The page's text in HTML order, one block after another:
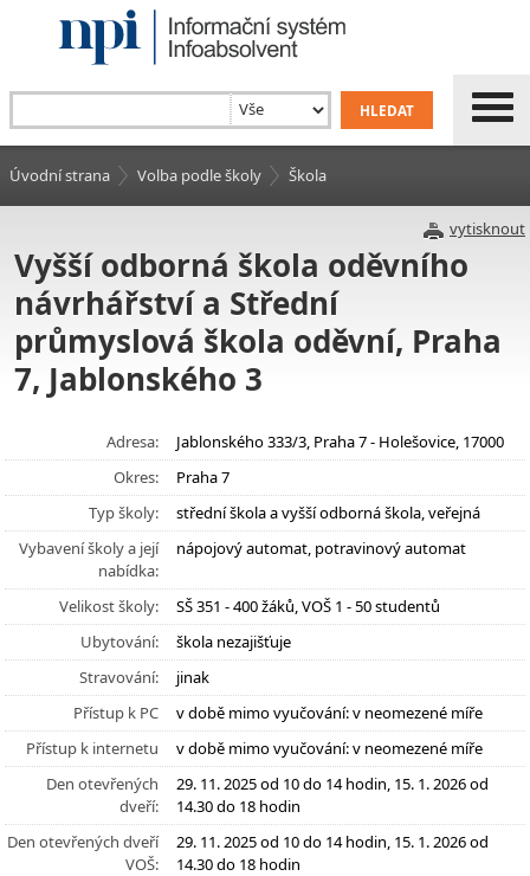
Úvodní strana Volba podle školy Škola
vytisknout
Vyšší odborná škola oděvního
návrhářství a Střední
průmyslová škola oděvní, Praha
7, Jablonského 3
Adresa:
Jablonského 333/3, Praha 7 - Holešovice, 17000
Okres:
Praha 7
Typ školy:
střední škola a vyšší odborná škola, veřejná
Vybavení školy a její
nabídka:
nápojový automat, potravinový automat
Velikost školy:
SŠ 351 - 400 žáků, VOŠ 1 - 50 studentů
Ubytování:
škola nezajišťuje
Stravování:
jinak
Přístup k PC
v době mimo vyučování: v neomezené míře
Přístup k internetu
v době mimo vyučování: v neomezené míře
Den otevřených
dveří:
29. 11. 2025 od 10 do 14 hodin, 15. 1. 2026 od
14.30 do 18 hodin
Den otevřených dveří
VOŠ:
29. 11. 2025 od 10 do 14 hodin, 15. 1. 2026 od
14.30 do 18 hodin